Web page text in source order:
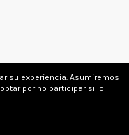
su experiencia. Asumiremos
por no participar si lo